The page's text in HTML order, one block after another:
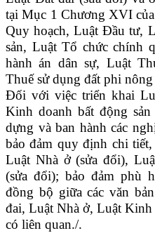
tại Mục 1 Chương XVI
Quy hoạch, Luật Đầu tư,
sản, Luật Tổ chức chính
hành án dân sự, Luật
Thuế sử dụng đất phi
Đối với việc triển khai
Kinh doanh bất động
dựng và ban hành các
bảo đảm quy định chi
Luật Nhà ở (sửa đổi),
(sửa đổi); bảo đảm phù
đồng bộ giữa các văn
đai, Luật Nhà ở, Luật Kinh
có liên quan./.